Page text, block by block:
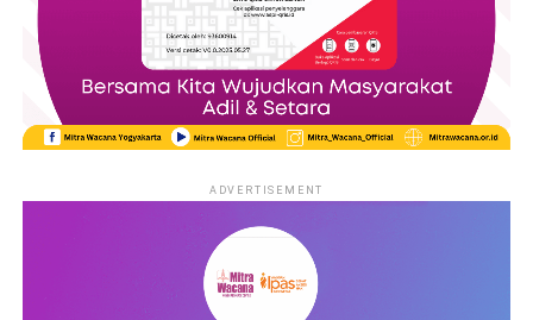
ADVERTISEMENT